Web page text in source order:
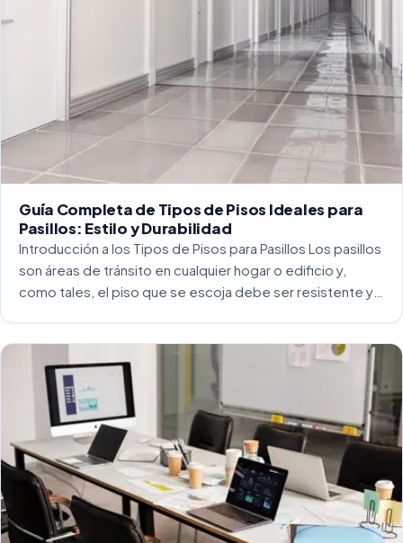
Guía Completa de Tipos de Pisos Ideales para
Pasillos: Estilo y Durabilidad
Introducción a los Tipos de Pisos para Pasillos Los pasillos
son áreas de tránsito en cualquier hogar o edificio y,
como tales, el piso que se escoja debe ser resistente y